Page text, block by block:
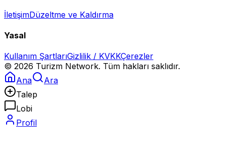
İletişimDüzeltme ve Kaldırma
Yasal
Kullanım ŞartlarıGizlilik / KVKKÇerezler
© 2026 Turizm Network. Tüm hakları saklıdır.
Ana
Ara
Talep
Lobi
Profil